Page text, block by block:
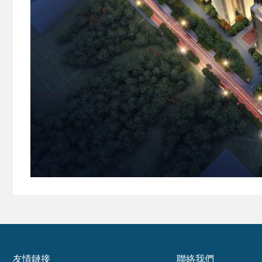
友情鏈接 聯絡我們